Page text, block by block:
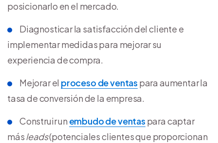
posicionarlo en el mercado.
Diagnosticar la satisfacción del cliente e
implementar medidas para mejorar su
experiencia de compra.
Mejorar el proceso de ventas para aumentar la
tasa de conversión de la empresa.
Construir un embudo de ventas para captar
másleads(potenciales clientes que proporcionan